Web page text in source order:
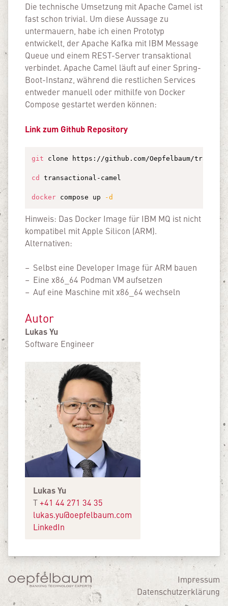
Die technische Umsetzung mit Apache Camel ist
fast schon trivial. Um diese Aussage zu
untermauern, habe ich einen Prototyp
entwickelt, der Apache Kafka mit IBM Message
Queue und einem REST-Server transaktional
verbindet. Apache Camel läuft auf einer Spring-
Boot-Instanz, während die restlichen Services
entweder manuell oder mithilfe von Docker
Compose gestartet werden können:
Link zum Github Repository
git clone https://github.com/Oepfelbaum/
cd transactional-camel
docker compose up -d
Hinweis: Das Docker Image für IBM MQ ist nicht
kompatibel mit Apple Silicon (ARM).
Alternativen:
Selbst eine Developer Image für ARM bauen
Eine x86_64 Podman VM aufsetzen
Auf eine Maschine mit x86_64 wechseln
Autor
Lukas Yu
Software Engineer
Lukas Yu
T+41 44 271 34 35
lukas.yu@oepfelbaum.com
LinkedIn
Impressum
Datenschutzerklärung